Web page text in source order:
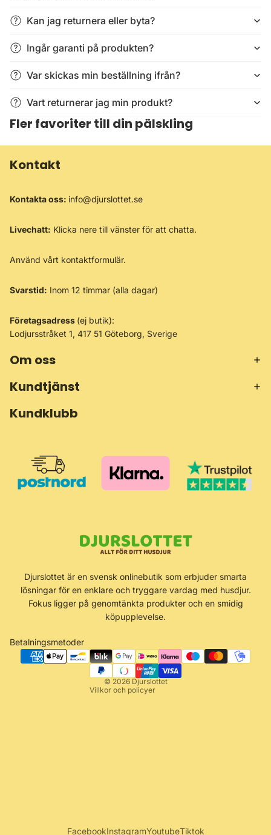
Kan jag returnera eller byta?
Ingår garanti på produkten?
Var skickas min beställning ifrån?
Vart returnerar jag min produkt?
Fler favoriter till din pälskling
Kontakt
Kontakta oss: info@djurslottet.se
Livechatt: Klicka nere till vänster för att chatta.
Använd vårt kontaktformulär.
Svarstid: Inom 12 timmar (alla dagar)
Företagsadress (ej butik):
Lodjursstråket 1, 417 51 Göteborg, Sverige
Om oss
Kundtjänst
Kundklubb
Djurslottet är en svensk onlinebutik som erbjuder smarta
lösningar för en enklare och tryggare vardag med husdjur.
Fokus ligger på genomtänkta produkter och en smidig
köpupplevelse.
Betalningsmetoder
© 2026 Djurslottet
Villkor och policyer
Integritetspolicy
Användarvillkor
Rättsligt meddelande
Avbeställningspolicy
FacebookInstagramYoutubeTiktok